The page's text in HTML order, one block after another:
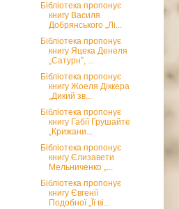
Бібліотека пропонує
книгу Василя
Добрянського „Лі...
Бібліотека пропонує
книгу Яцека Денеля
„Сатурн”, ...
Бібліотека пропонує
книгу Жоеля Діккера
„Дикий зв...
Бібліотека пропонує
книгу Габії Грушайте
„Крижани...
Бібліотека пропонує
книгу Єлизавети
Мельниченко „...
Бібліотека пропонує
книгу Євгенії
Подобної „Її ві...